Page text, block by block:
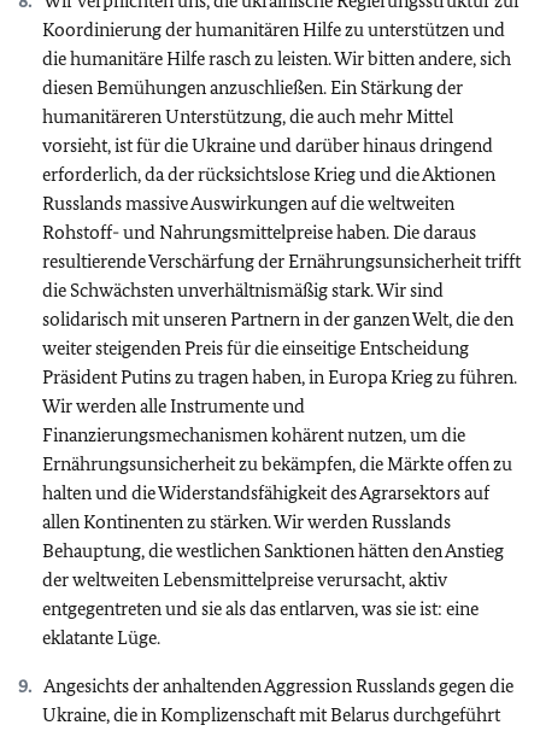
Koordinierung der humanitären Hilfe zu unterstützen und
die humanitäre Hilfe rasch zu leisten. Wir bitten andere, sich
diesen Bemühungen anzuschließen. Ein Stärkung der
humanitäreren Unterstützung, die auch mehr Mittel
vorsieht, ist für die Ukraine und darüber hinaus dringend
erforderlich, da der rücksichtslose Krieg und die Aktionen
Russlands massive Auswirkungen auf die weltweiten
Rohstoff- und Nahrungsmittelpreise haben. Die daraus
resultierende Verschärfung der Ernährungsunsicherheit trifft
die Schwächsten unverhältnismäßig stark. Wir sind
solidarisch mit unseren Partnern in der ganzen Welt, die den
weiter steigenden Preis für die einseitige Entscheidung
Präsident Putins zu tragen haben, in Europa Krieg zu führen.
Wir werden alle Instrumente und
Finanzierungsmechanismen kohärent nutzen, um die
Ernährungsunsicherheit zu bekämpfen, die Märkte offen zu
halten und die Widerstandsfähigkeit des Agrarsektors auf
allen Kontinenten zu stärken. Wir werden Russlands
Behauptung, die westlichen Sanktionen hätten den Anstieg
der weltweiten Lebensmittelpreise verursacht, aktiv
entgegentreten und sie als das entlarven, was sie ist: eine
eklatante Lüge.
Angesichts der anhaltenden Aggression Russlands gegen die
Ukraine, die in Komplizenschaft mit Belarus durchgeführt